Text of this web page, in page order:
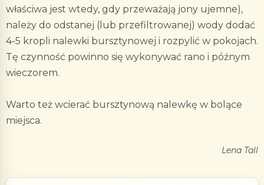
właściwa jest wtedy, gdy przeważają jony ujemne),
należy do odstanej (lub przefiltrowanej) wody dodać
4-5 kropli nalewki bursztynowej i rozpylić w pokojach.
Tę czynność powinno się wykonywać rano i późnym
wieczorem.
Warto też wcierać bursztynową nalewkę w bolące
miejsca.
Lena Tall